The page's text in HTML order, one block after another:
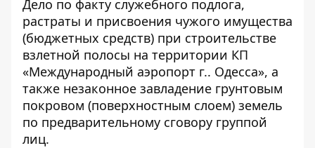
Дело по факту служебного подлога,
растраты и присвоения чужого имущества
(бюджетных средств) при строительстве
взлетной полосы на территории КП
«Международный аэропорт г.. Одесса», а
также незаконное завладение грунтовым
покровом (поверхностным слоем) земель
по предварительному сговору группой
лиц.